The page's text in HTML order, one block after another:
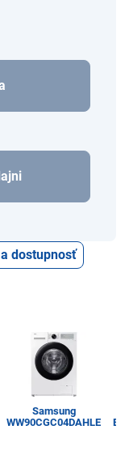
dostupnosť
Samsung
WW90CGC04DAHLE